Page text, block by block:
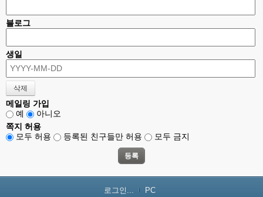
블로그
생일
메일링 가입
예
아니오
쪽지 허용
모두 허용
등록된 친구들만 허용 모두 금지
로그인... PC